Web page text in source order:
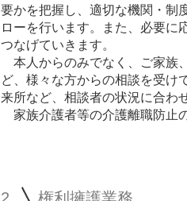
要かを把握し、適切な機関・制
ローを行います。また、必要に
つなげていきます。
本人からのみでなく、ご家族
ど、様々な方からの相談を受け
来所など、相談者の状況に合わ
家族介護者等の介護離職防止